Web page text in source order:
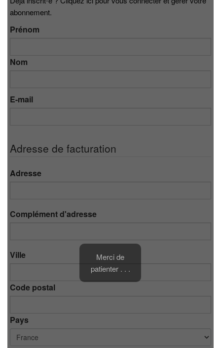
abonnement.
Prénom
Nom
E-mail
Adresse de facturation
Adresse
Complément d'adresse
Ville
Code postal
Pays
Merci de
patienter . . .